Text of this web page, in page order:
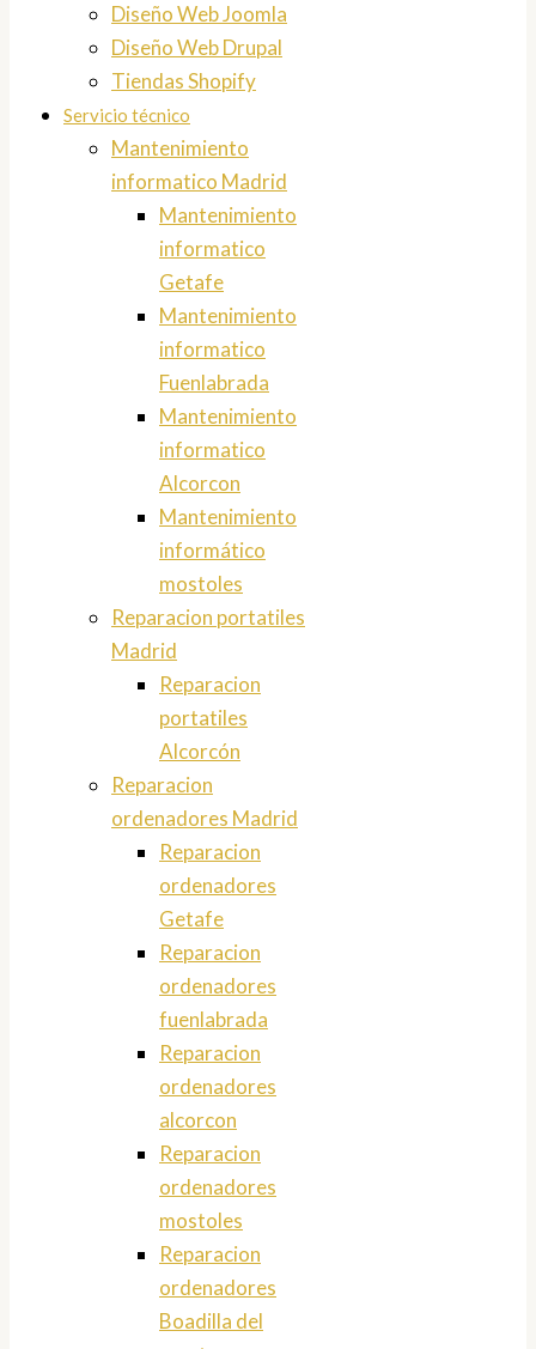
Diseño Web Joomla
Diseño Web Drupal
Tiendas Shopify
Servicio técnico
Mantenimiento
informatico Madrid
Mantenimiento
informatico
Getafe
Mantenimiento
informatico
Fuenlabrada
Mantenimiento
informatico
Alcorcon
Mantenimiento
informático
mostoles
Reparacion portatiles
Madrid
Reparacion
portatiles
Alcorcón
Reparacion
ordenadores Madrid
Reparacion
ordenadores
Getafe
Reparacion
ordenadores
fuenlabrada
Reparacion
ordenadores
alcorcon
Reparacion
ordenadores
mostoles
Reparacion
ordenadores
Boadilla del